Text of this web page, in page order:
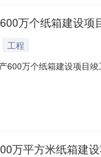
万个纸箱建设项
工程
600万个纸箱建设项目
收内容进行公示：一
万平方米纸箱建